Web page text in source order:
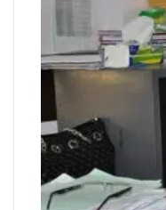
نحو فضاء
وظيفتها
مطعم ؟